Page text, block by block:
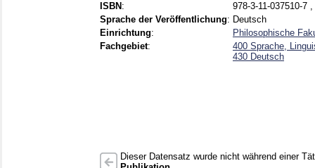
ISBN :
978-3-11-037510-7
Sprache der Veröffentlichung: Deutsch
Einrichtung:
Philosophische
Fachgebiet:
400 Sprache,
430 Deutsch
Dieser Datensatz wurde nicht während einer